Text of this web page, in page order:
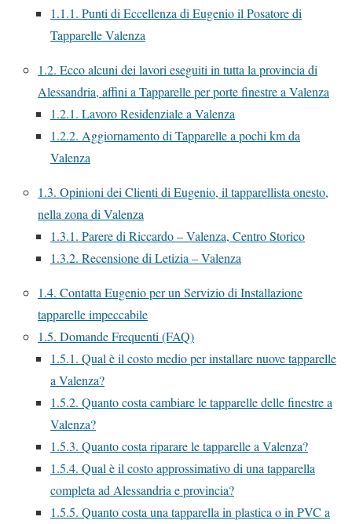
1.1.1. Punti di Eccellenza di Eugenio il Posatore di
Tapparelle Valenza
1.2. Ecco alcuni dei lavori eseguiti in tutta la provincia di
Alessandria, affini a Tapparelle per porte finestre a Valenza
1.2.1. Lavoro Residenziale a Valenza
1.2.2. Aggiornamento di Tapparelle a pochi km da
Valenza
1.3. Opinioni dei Clienti di Eugenio, il tapparellista onesto,
nella zona di Valenza
1.3.1. Parere di Riccardo – Valenza, Centro Storico
1.3.2. Recensione di Letizia – Valenza
1.4. Contatta Eugenio per un Servizio di Installazione
tapparelle impeccabile
1.5. Domande Frequenti (FAQ)
1.5.1. Qual è il costo medio per installare nuove tapparelle
a Valenza?
1.5.2. Quanto costa cambiare le tapparelle delle finestre a
Valenza?
1.5.3. Quanto costa riparare le tapparelle a Valenza?
1.5.4. Qual è il costo approssimativo di una tapparella
completa ad Alessandria e provincia?
1.5.5. Quanto costa una tapparella in plastica o in PVC a